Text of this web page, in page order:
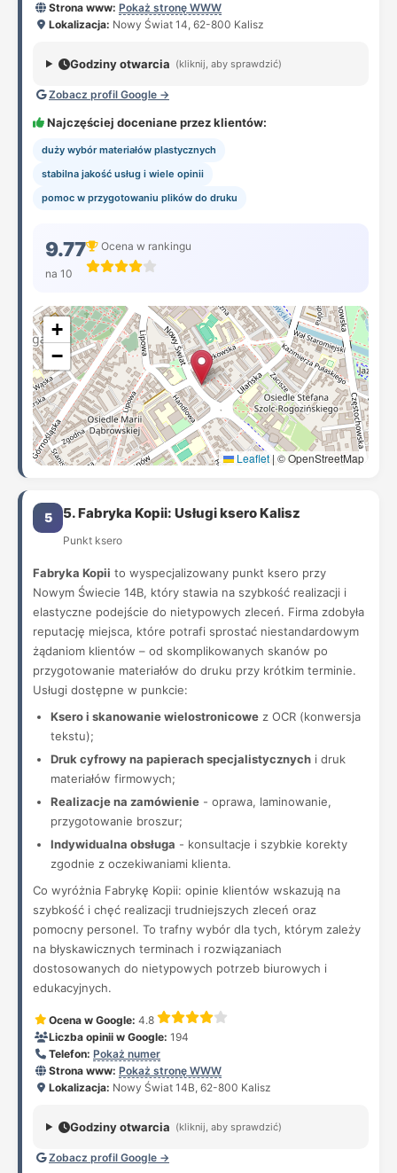
Strona www: Pokaż stronę WWW
Lokalizacja: Nowy Świat 14, 62-800 Kalisz
Godziny otwarcia (kliknij, aby sprawdzić)
Zobacz profil Google →
Najczęściej doceniane przez klientów:
duży wybór materiałów plastycznych
stabilna jakość usług i wiele opinii
pomoc w przygotowaniu plików do druku
9.77
na 10
Ocena w rankingu
+
−
Leaflet |© OpenStreetMap
5 5. Fabryka Kopii: Usługi ksero Kalisz
Punkt ksero
Fabryka Kopii to wyspecjalizowany punkt ksero przy
Nowym Świecie 14B, który stawia na szybkość realizacji i
elastyczne podejście do nietypowych zleceń. Firma zdobyła
reputację miejsca, które potrafi sprostać niestandardowym
żądaniom klientów – od skomplikowanych skanów po
przygotowanie materiałów do druku przy krótkim terminie.
Usługi dostępne w punkcie:
Ksero i skanowanie wielostronicowe z OCR (konwersja
tekstu);
Druk cyfrowy na papierach specjalistycznych i druk
materiałów firmowych;
Realizacje na zamówienie - oprawa, laminowanie,
przygotowanie broszur;
Indywidualna obsługa - konsultacje i szybkie korekty
zgodnie z oczekiwaniami klienta.
Co wyróżnia Fabrykę Kopii: opinie klientów wskazują na
szybkość i chęć realizacji trudniejszych zleceń oraz
pomocny personel. To trafny wybór dla tych, którym zależy
na błyskawicznych terminach i rozwiązaniach
dostosowanych do nietypowych potrzeb biurowych i
edukacyjnych.
Ocena w Google: 4.8
Liczba opinii w Google: 194
Telefon: Pokaż numer
Strona www: Pokaż stronę WWW
Lokalizacja: Nowy Świat 14B, 62-800 Kalisz
Godziny otwarcia (kliknij, aby sprawdzić)
Zobacz profil Google →